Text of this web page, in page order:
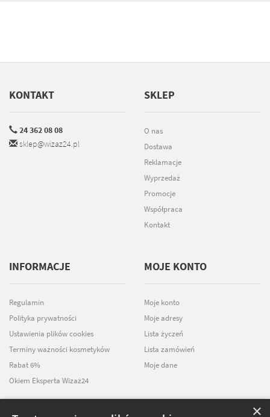
KONTAKT
24 362 08 08
sklep@wizaz24.pl
SKLEP
O nas
Dostawa
Reklamacje
Wyprzedaż
Promocje
Współpraca
Kontakt
INFORMACJE
Regulamin
Polityka prywatności
Ustawienia plików cookies
Terminy ważności kosmetyków
Rabat 6%
Okiem Eksperta Wizaż24
MOJE KONTO
Moje konto
Moje adresy
Lista życzeń
Lista zamówień
Moje dane
×